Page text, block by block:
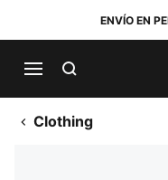
ENVÍO EN
Clothing